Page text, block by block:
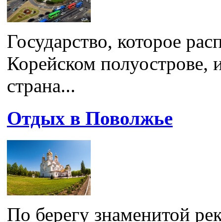
Государство, которое
Корейском полуострове,
страна...
Отдых в Поволжье
По берегу знаменитой